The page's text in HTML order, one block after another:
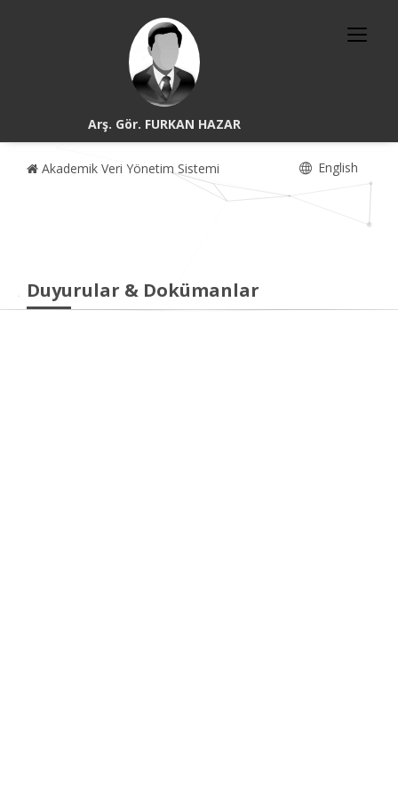
Arş. Gör. FURKAN HAZAR
Akademik Veri Yönetim Sistemi English
Duyurular & Dokümanlar